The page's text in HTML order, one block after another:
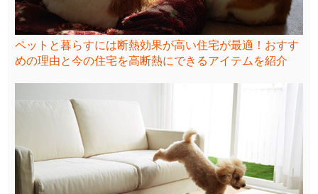
ペットと暮らすには断熱効果が高い住宅が最適！おすす
めの理由と今の住宅を高断熱にできるアイテムを紹介